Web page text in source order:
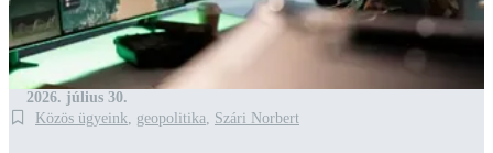
2026. július 30.
Közös ügyeink, geopolitika, Szári Norbert